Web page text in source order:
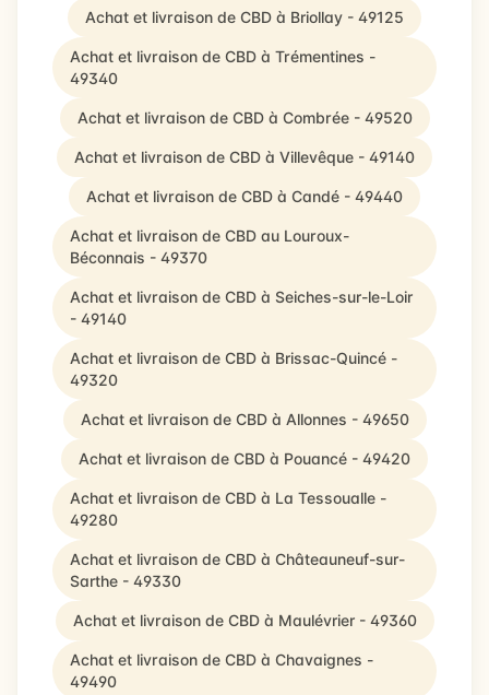
Achat et livraison de CBD à Briollay - 49125
Achat et livraison de CBD à Trémentines -
49340
Achat et livraison de CBD à Combrée - 49520
Achat et livraison de CBD à Villevêque - 49140
Achat et livraison de CBD à Candé - 49440
Achat et livraison de CBD au Louroux-
Béconnais - 49370
Achat et livraison de CBD à Seiches-sur-le-Loir
- 49140
Achat et livraison de CBD à Brissac-Quincé -
49320
Achat et livraison de CBD à Allonnes - 49650
Achat et livraison de CBD à Pouancé - 49420
Achat et livraison de CBD à La Tessoualle -
49280
Achat et livraison de CBD à Châteauneuf-sur-
Sarthe - 49330
Achat et livraison de CBD à Maulévrier - 49360
Achat et livraison de CBD à Chavaignes -
49490